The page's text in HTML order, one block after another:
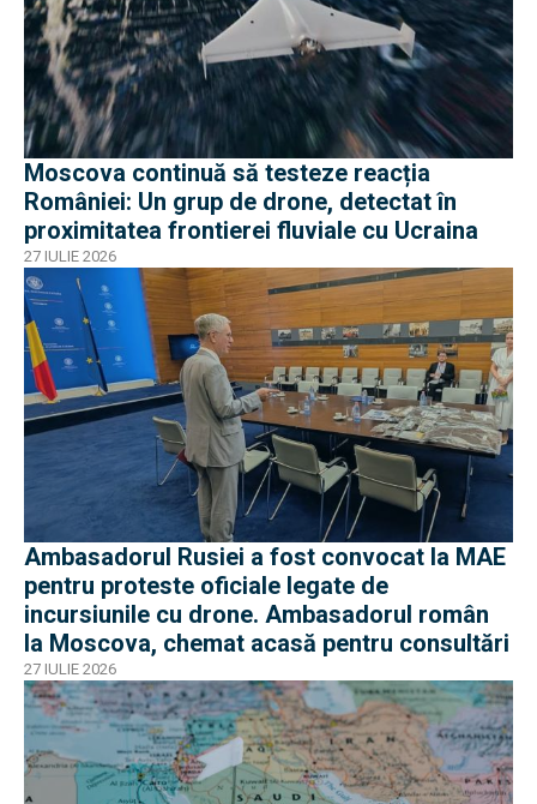
Moscova continuă să testeze reacția
României: Un grup de drone, detectat în
proximitatea frontierei fluviale cu Ucraina
27 IULIE 2026
Ambasadorul Rusiei a fost convocat la MAE
pentru proteste oficiale legate de
incursiunile cu drone. Ambasadorul român
la Moscova, chemat acasă pentru consultări
27 IULIE 2026